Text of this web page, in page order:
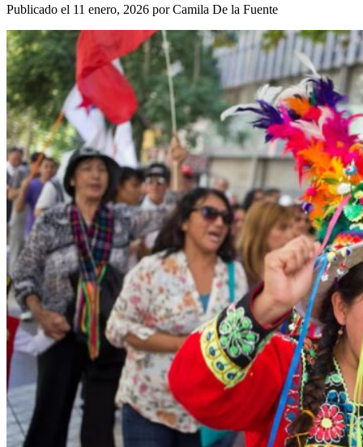
Publicado el 11 enero, 2026 por Camila De la Fuente